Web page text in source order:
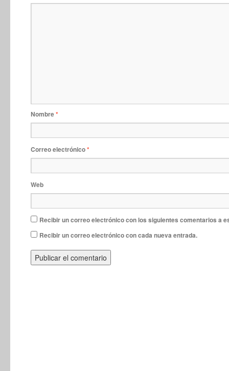
Nombre*
Correo electrónico*
Web
Recibir un correo electrónico con los siguientes comentarios a
Recibir un correo electrónico con cada nueva entrada.